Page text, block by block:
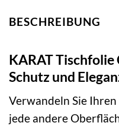
BESCHREIBUNG
KARAT
Schutz und
Verwandeln Sie
jede andere